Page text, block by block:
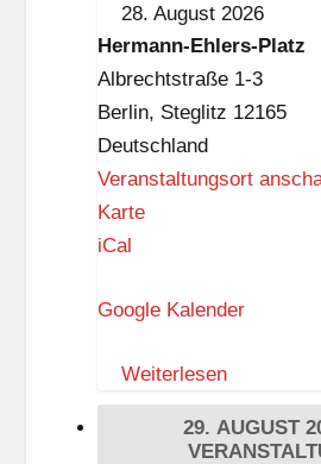
Entdecken.
28. August 2026
Hermann-Ehlers-Platz
Albrechtstraße 1-3
Berlin, Steglitz 12165
Deutschland
Veranstaltungsort
KarteH
m
n
n
iCal
Google Kalender
Weiterlesen
29. AUGUST